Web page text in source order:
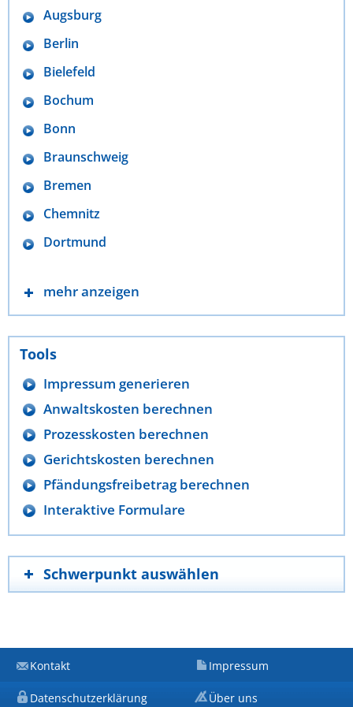
Augsburg
Berlin
Bielefeld
Bochum
Bonn
Braunschweig
Bremen
Chemnitz
Dortmund
mehr anzeigen
Tools
Impressum generieren
Anwaltskosten berechnen
Prozesskosten berechnen
Gerichtskosten berechnen
Pfändungsfreibetrag berechnen
Interaktive Formulare
Schwerpunkt auswählen
Kontakt Impressum
Datenschutzerklärung Über uns